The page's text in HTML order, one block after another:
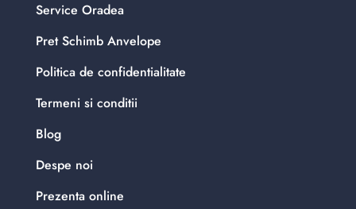
Service Oradea
Pret Schimb Anvelope
Politica de confidentialitate
Termeni si conditii
Blog
Despe noi
Prezenta online